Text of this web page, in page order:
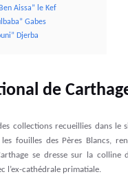
Aissa” le Kef
Gabes
Djerba
de
collections recueillies dans le
fouilles des Pères Blancs,
se dresse sur la colline
l’ex-cathédrale primatiale.